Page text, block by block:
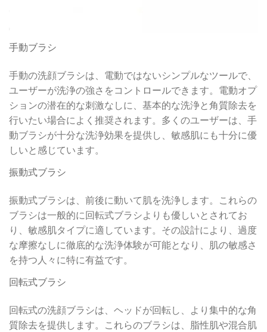
手動ブラシ
手動の洗顔ブラシは、電動ではないシンプルなツールで、
ユーザーが洗浄の強さをコントロールできます。電動オプ
ションの潜在的な刺激なしに、基本的な洗浄と角質除去を
行いたい場合によく推奨されます。多くのユーザーは、手
動ブラシが十分な洗浄効果を提供し、敏感肌にも十分に優
しいと感じています。
振動式ブラシ
振動式ブラシは、前後に動いて肌を洗浄します。これらの
ブラシは一般的に回転式ブラシよりも優しいとされてお
り、敏感肌タイプに適しています。その設計により、過度
な摩擦なしに徹底的な洗浄体験が可能となり、肌の敏感さ
を持つ人々に特に有益です。
回転式ブラシ
回転式の洗顔ブラシは、ヘッドが回転し、より集中的な角
質除去を提供します。これらのブラシは、脂性肌や混合肌